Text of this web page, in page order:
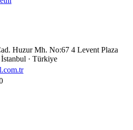
Huzur Mh. No:67 4 Levent Plaza
· Türkiye